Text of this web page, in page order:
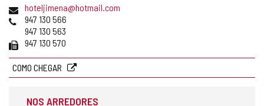
Endereço
de
email
hoteljimena@hotmail.com
Telefones
947 130 566
947 130 563
Fax 947 130 570
COMO CHEGAR
NOS ARREDORES